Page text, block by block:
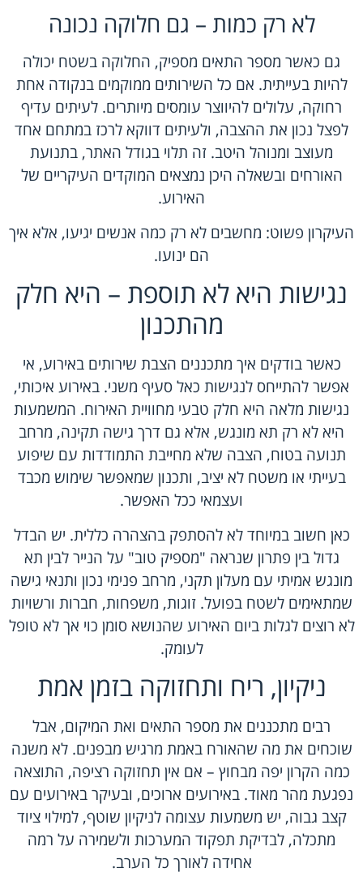
לא רק כמות – גם חלוקה נכונה
גם כאשר מספר התאים מספיק, החלוקה בשטח יכולה
להיות בעייתית. אם כל השירותים ממוקמים בנקודה אחת
רחוקה, עלולים להיווצר עומסים מיותרים. לעיתים עדיף
לפצל נכון את ההצבה, ולעיתים דווקא לרכז במתחם אחד
מעוצב ומנוהל היטב. זה תלוי בגודל האתר, בתנועת
האורחים ובשאלה היכן נמצאים המוקדים העיקריים של
האירוע.
העיקרון פשוט: מחשבים לא רק כמה אנשים יגיעו, אלא איך
הם ינועו.
נגישות היא לא תוספת – היא חלק
מהתכנון
כאשר בודקים איך מתכננים הצבת שירותים באירוע, אי
אפשר להתייחס לנגישות כאל סעיף משני. באירוע איכותי,
נגישות מלאה היא חלק טבעי מחוויית האירוח. המשמעות
היא לא רק תא מונגש, אלא גם דרך גישה תקינה, מרחב
תנועה בטוח, הצבה שלא מחייבת התמודדות עם שיפוע
בעייתי או משטח לא יציב, ותכנון שמאפשר שימוש מכבד
ועצמאי ככל האפשר.
כאן חשוב במיוחד לא להסתפק בהצהרה כללית. יש הבדל
גדול בין פתרון שנראה "מספיק טוב" על הניירלבין תא
מונגש אמיתי עם מעלון תקני, מרחב פנימי נכון ותנאי גישה
שמתאימים לשטח בפועל. זוגות, משפחות, חברות ורשויות
לא רוצים לגלות ביום האירוע שהנושא סומן כוי אך לא טופל
לעומק.
ניקיון, ריח ותחזוקה בזמן אמת
רבים מתכננים את מספר התאים ואת המיקום, אבל
שוכחים את מה שהאורח באמת מרגיש מבפנים. לא משנה
כמה הקרון יפה מבחוץ – אם אין תחזוקה רציפה, התוצאה
נפגעת מהר מאוד. באירועים ארוכים, ובעיקר באירועים עם
קצב גבוה, יש משמעות עצומה לניקיון שוטף, למילוי ציוד
מתכלה, לבדיקת תפקוד המערכות ולשמירה על רמה
אחידה לאורך כל הערב.